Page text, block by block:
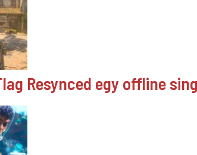
Resynced egy offline